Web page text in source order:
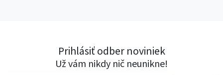
Prihlásiť odber noviniek
Už vám nikdy nič neunikne!